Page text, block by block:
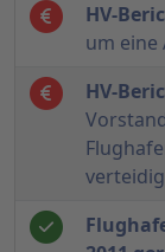
HV-
um eine
HV-